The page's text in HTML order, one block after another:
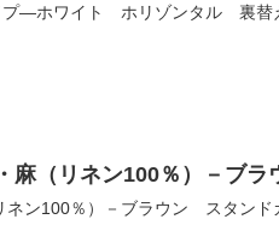
プ―ホワイト ホリゾンタル 裏替
麻（リネン100％）－
ネン100％）－ブラウン スタン